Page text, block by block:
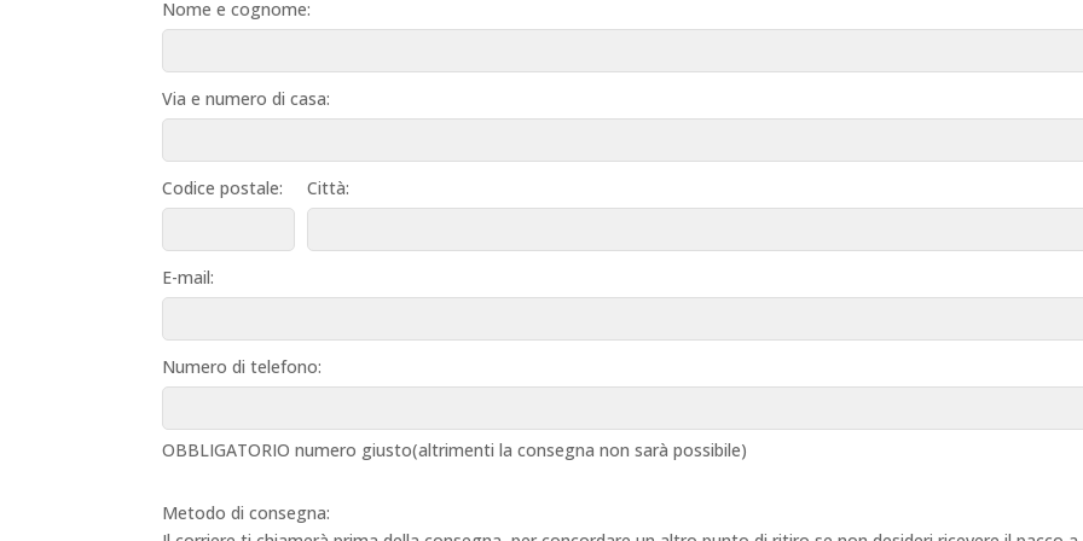
Nome e cognome:
Via e numero di casa:
Codice postale: Città:
E-mail:
Numero di telefono:
OBBLIGATORIO numero giusto(altrimenti la consegna non sarà possibile)
Metodo di consegna: